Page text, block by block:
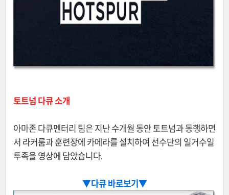
토트넘 다큐 소개
아마존 다큐멘터리 팀은 지난 수개월 동안 토트넘과 동행하면
서 라커룸과 훈련장에 카메라를 설치하여 선수단의 일거수일
투족을 영상에 담았습니다.
▼다큐 바로보기 ▼